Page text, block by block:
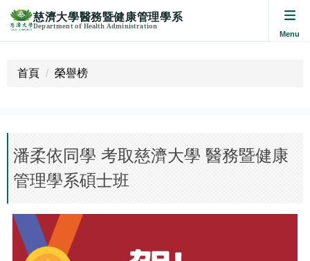
容
區
慈濟大學醫務暨健康管理學系
Department of Health Administration
首頁 榮譽榜
潘柔依同學 考取慈濟大學 醫務暨健康
管理學系碩士班